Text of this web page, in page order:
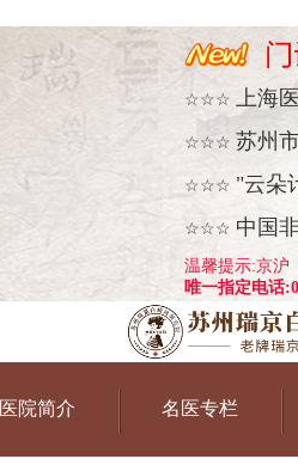
☆☆☆ 上海
☆☆☆ 苏州
☆☆☆ "云朵
☆☆☆ 中国
温馨提示:京沪
唯一指定电话
医院简介 名医专栏